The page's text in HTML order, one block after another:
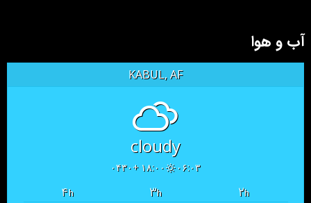
آب و هوا
KABUL, AF
cloudy
۰۶:۰۳ ۱۸:۰۰ +۰۴۳۰
۲h ۳h ۴h